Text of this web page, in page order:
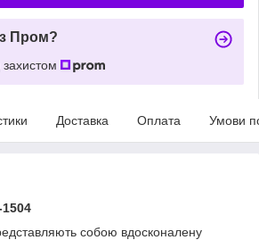
Пром?
Доставка Оплата Умови
собою вдосконалену